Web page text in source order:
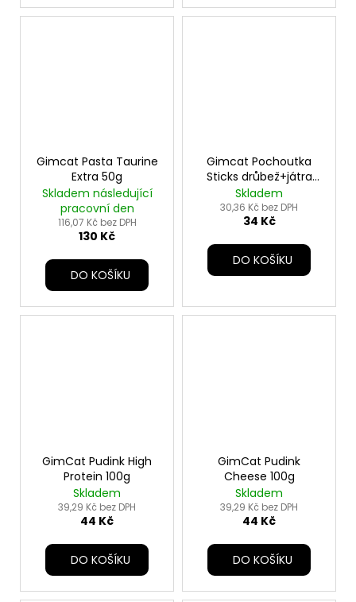
Gimcat Pasta Taurine
Extra 50g
Skladem následující
pracovní den
116,07 Kč bez DPH
130 Kč
DO KOŠÍKU
Gimcat Pochoutka
Sticks drůbež+játra
4ks
Skladem
30,36 Kč bez DPH
34 Kč
DO KOŠÍKU
GimCat Pudink High
Protein 100g
Skladem
39,29 Kč bez DPH
44 Kč
DO KOŠÍKU
GimCat Pudink
Cheese 100g
Skladem
39,29 Kč bez DPH
44 Kč
DO KOŠÍKU